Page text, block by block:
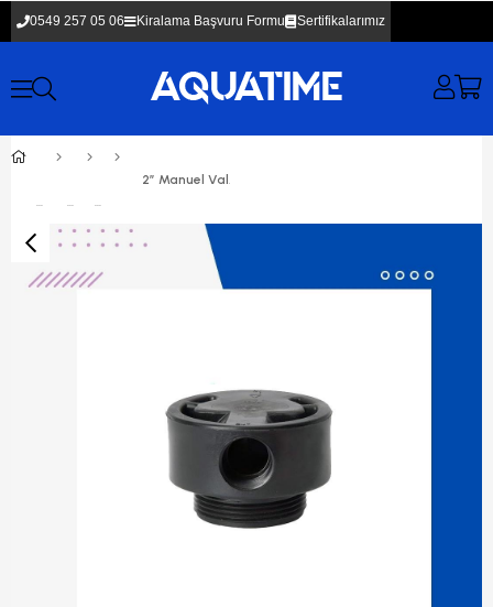
0549 257 05 06 Kiralama Başvuru Formu Sertifikalarımız
2” Manuel Valf (İthal)